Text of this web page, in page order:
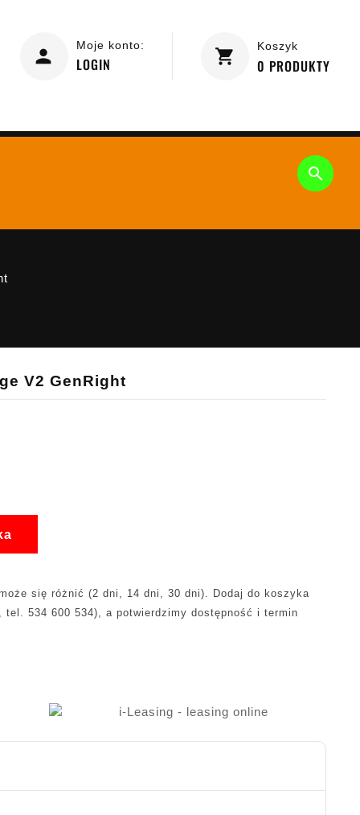
Koszyk
0 PRODUKTY
Moje konto:
LOGIN

V2 GenRight
się różnić (2 dni, 14 dni, 30 dni). Dodaj do koszyka
, tel. 534 600 534), a potwierdzimy dostępność i termin